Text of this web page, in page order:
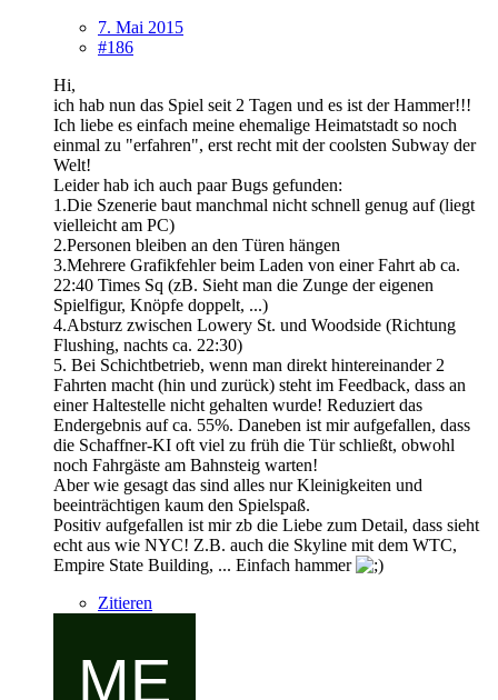
7. Mai 2015
#186
Hi,
ich hab nun das Spiel seit 2 Tagen und es ist der Hammer!!!
Ich liebe es einfach meine ehemalige Heimatstadt so noch
einmal zu "erfahren", erst recht mit der coolsten Subway der
Welt!
Leider hab ich auch paar Bugs gefunden:
1.Die Szenerie baut manchmal nicht schnell genug auf (liegt
vielleicht am PC)
2.Personen bleiben an den Türen hängen
3.Mehrere Grafikfehler beim Laden von einer Fahrt ab ca.
22:40 Times Sq (zB. Sieht man die Zunge der eigenen
Spielfigur, Knöpfe doppelt, ...)
4.Absturz zwischen Lowery St. und Woodside (Richtung
Flushing, nachts ca. 22:30)
5. Bei Schichtbetrieb, wenn man direkt hintereinander 2
Fahrten macht (hin und zurück) steht im Feedback, dass an
einer Haltestelle nicht gehalten wurde! Reduziert das
Endergebnis auf ca. 55%. Daneben ist mir aufgefallen, dass
die Schaffner-KI oft viel zu früh die Tür schließt, obwohl
noch Fahrgäste am Bahnsteig warten!
Aber wie gesagt das sind alles nur Kleinigkeiten und
beeinträchtigen kaum den Spielspaß.
Positiv aufgefallen ist mir zb die Liebe zum Detail, dass sieht
echt aus wie NYC! Z.B. auch die Skyline mit dem WTC,
Empire State Building, ... Einfach hammer
Zitieren